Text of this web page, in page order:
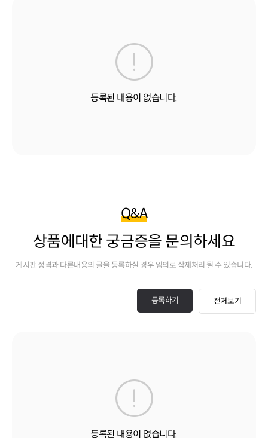
등록된 내용이 없습니다.
Q&A
상품에대한 궁금증을 문의하세요
게시판 성격과 다른내용의 글을 등록하실 경우 임의로 삭제처리 될 수 있습니다.
등록하기 전체보기
등록된 내용이 없습니다.